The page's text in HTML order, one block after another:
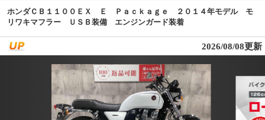
ホンダＣＢ１１００ＥＸ Ｅ Ｐａｃｋａｇｅ ２０１４年モデル モ
リワキマフラー ＵＳＢ装備 エンジンガード装着
2026/08/08更新